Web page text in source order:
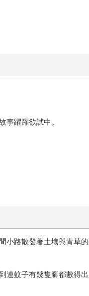
事躍躍欲試中。
小路散發著土壤與青
蚊子有幾隻腳都數得出